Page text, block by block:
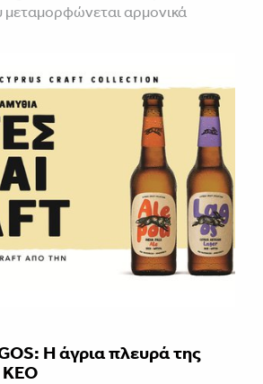
αρμονικά
Η άγρια πλευρά της
ΚΕΟ